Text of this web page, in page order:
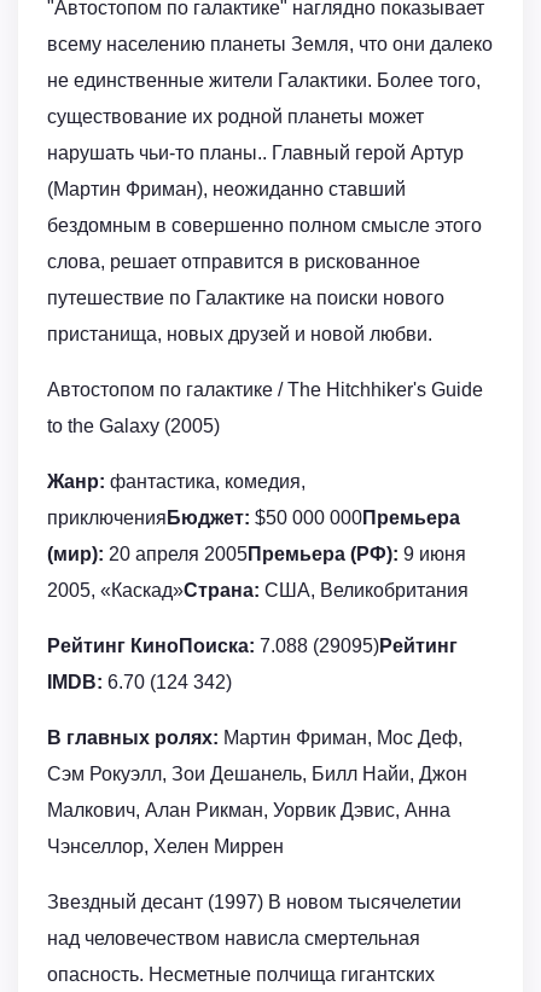
"Автостопом по галактике" наглядно показывает
всему населению планеты Земля, что они далеко
не единственные жители Галактики. Более того,
существование их родной планеты может
нарушать чьи-то планы.. Главный герой Артур
(Мартин Фриман), неожиданно ставший
бездомным в совершенно полном смысле этого
слова, решает отправится в рискованное
путешествие по Галактике на поиски нового
пристанища, новых друзей и новой любви.
Автостопом по галактике / The Hitchhiker's Guide
to the Galaxy (2005)
Жанр: фантастика, комедия,
приключения Бюджет: $50 000 000Премьера
(мир): 20 апреля 2005Премьера (РФ): 9 июня
2005, «Каскад»Страна: США, Великобритания
Рейтинг КиноПоиска: 7.088 (29095)Рейтинг
IMDB: 6.70 (124 342)
В главных ролях: Мартин Фриман, Мос Деф,
Сэм Рокуэлл, Зои Дешанель, Билл Найи, Джон
Малкович, Алан Рикман, Уорвик Дэвис, Анна
Чэнселлор, Хелен Миррен
Звездный десант (1997) В новом тысячелетии
над человечеством нависла смертельная
опасность. Несметные полчища гигантских